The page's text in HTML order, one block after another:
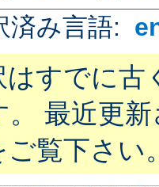
済み言語:
はすでに古
最近更
ご覧下さい